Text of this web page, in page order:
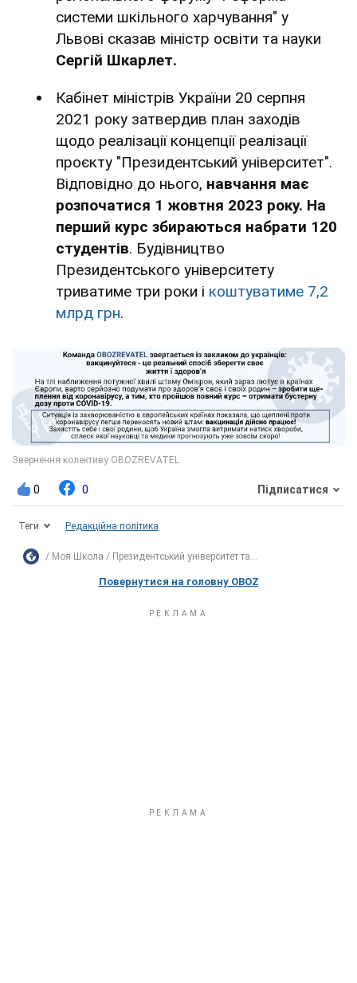
системи шкільного харчування" у
Львові сказав міністр освіти та науки
Сергій Шкарлет.
Кабінет міністрів України 20 серпня
2021 року затвердив план заходів
щодо реалізації концепції реалізації
проєкту "Президентський університет".
Відповідно до нього, навчання має
розпочатися 1 жовтня 2023 року. На
перший курс збираються набрати 120
студентів. Будівництво
Президентського університету
триватиме три роки і коштуватиме 7,2
млрд грн.
0 0 Підписатися
Теги Редакційна політика
Моя Школа Президентський університет та...
Повернутися на головну OBOZ